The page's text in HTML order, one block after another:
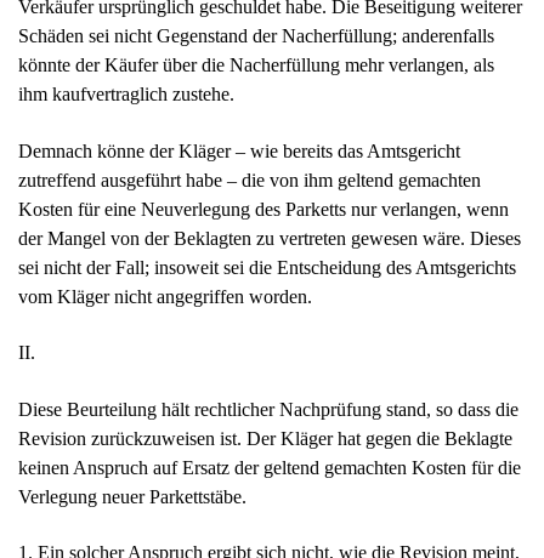
der Mangel von der Beklagten zu vertreten gewesen wäre. Dieses
sei nicht der Fall; insoweit sei die Entscheidung des Amtsgerichts
vom Kläger nicht angegriffen worden.
Diese Beurteilung hält rechtlicher Nachprüfung stand, so dass die
Revision zurückzuweisen ist. Der Kläger hat gegen die Beklagte
keinen Anspruch auf Ersatz der geltend gemachten Kosten für die
Verlegung neuer Parkettstäbe.
unmittelbar aus der Regelung des § 439 Abs. 2 BGB über die
Vorschrift, nach welcher der Käufer Anspruch auf Übernahme der
„zum Zwecke der Nacherfüllung erforderlichen Aufwendungen“
durch den Verkäufer hat, setzt voraus, dass sich der Vollzug des
Kaufvertrags (noch) im Stadium der Nacherfüllung gemäß § 439